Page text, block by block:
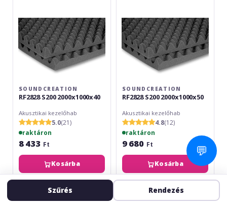
SOUNDCREATION
RF2828 S200 2000x1000x40
Akusztikai kezelőhab
5.0(21)
raktáron
8 433 Ft
Kosárba
SOUNDCREATION
RF2828 S200 2000x1000x50
Akusztikai kezelőhab
4.8(12)
raktáron
9 680 Ft
Kosárba
SoundCreation
RF2828
SoundCreation
RF2828
Szűrés Rendezés
💬